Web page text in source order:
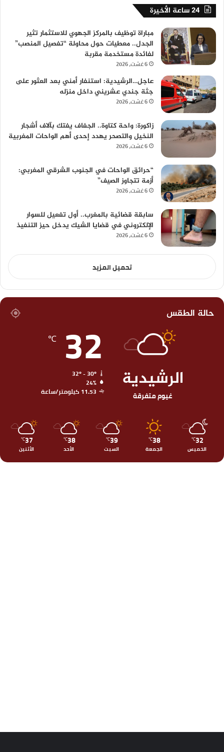
24 ساعة الأخيرة
مباراة توظيف بالمركز الجهوي للاستثمار تثير
الجدل.. معطيات حول محاولة “تفصيل المنصب”
لفائدة مستخدمة مقربة
6 غشت، 2026
عاجل…الرشيدية: استنفار أمني بعد العثور على
جثة جندي عشريني داخل منزله
6 غشت، 2026
زاكورة: واحة كتاوة.. الجفاف يفتك بآلاف أشجار
النخيل والتصحر يهدد إحدى أهم الواحات المغربية
6 غشت، 2026
“حرائق الواحات في الجنوب الشرقي المغربي:
أزمة تتجاوز الصيف”
6 غشت، 2026
سابقة قضائية بالمغرب.. أول تفعيل للسوار
الإلكتروني في قضايا الشيك يدخل حيز التنفيذ
6 غشت، 2026
تحميل المزيد
حالة الطقس
الرشيدية
غيوم متفرقة
32
℃
32º - 30º
24%
11.53 كيلومتر/ساعة
32
℃
الخميس
38
℃
الجمعة
39
℃
السبت
38
℃
الأحد
37
℃
الأثنين